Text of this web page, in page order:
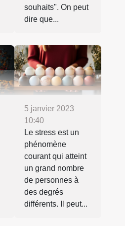
souhaits". On peut
dire que...
5 janvier 2023
10:40
Le stress est un
phénomène
courant qui atteint
un grand nombre
de personnes à
des degrés
différents. Il peut...